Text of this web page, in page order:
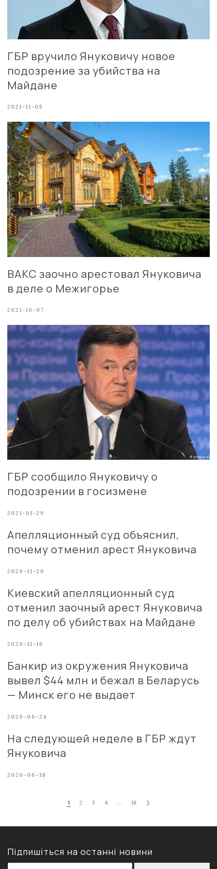
ГБР вручило Януковичу новое
подозрение за убийства на
Майдане
2021-11-05
ВАКС заочно арестовал Януковича
в деле о Межигорье
2021-10-07
ГБР сообщило Януковичу о
подозрении в госизмене
2021-01-29
Апелляционный суд объяснил,
почему отменил арест Януковича
2020-11-20
Киевский апелляционный суд
отменил заочный арест Януковича
по делу об убийствах на Майдане
2020-11-16
Банкир из окружения Януковича
вывел $44 млн и бежал в Беларусь
— Минск его не выдает
2020-06-24
На следующей неделе в ГБР ждут
Януковича
2020-06-18
1 2 3 4 … 18
Підпишіться на останні новини